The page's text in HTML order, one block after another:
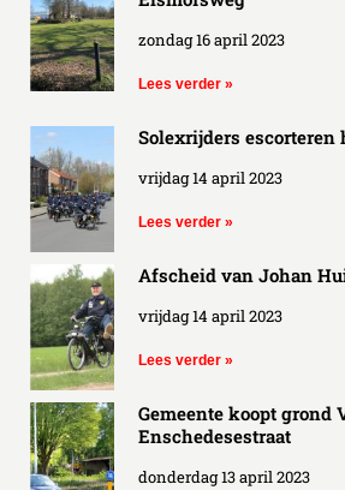
zondag 16 april 2023
Lees verder »
Solexrijders
vrijdag 14 april 2023
Lees verder »
Afscheid van Johan
vrijdag 14 april 2023
Lees verder »
Gemeente koopt grond
Enschedesestraat
donderdag 13 april 2023